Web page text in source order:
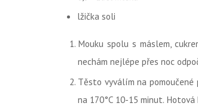
lžička soli
Mouku spolu s máslem,
nechám nejlépe přes noc
Těsto vyválím na
na 170°C 10-15 minut.